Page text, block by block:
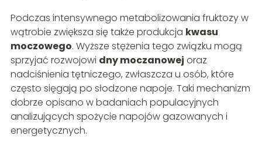
Podczas intensywnego metabolizowania fruktozy w
wątrobie zwiększa się także produkcja kwasu
moczowego. Wyższe stężenia tego związku mogą
sprzyjać rozwojowi dny moczanowej oraz
nadciśnienia tętniczego, zwłaszcza u osób, które
często sięgają po słodzone napoje. Taki mechanizm
dobrze opisano w badaniach populacyjnych
analizujących spożycie napojów gazowanych i
energetycznych.